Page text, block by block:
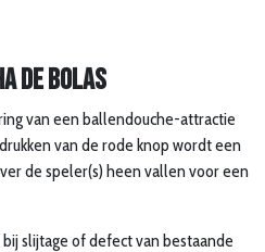
de bolas
van een ballendouche-attractie
van de rode knop wordt een
de speler(s) heen vallen voor een
slijtage of defect van bestaande